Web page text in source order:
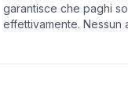
garantisce che paghi
effettivamente. Nessun